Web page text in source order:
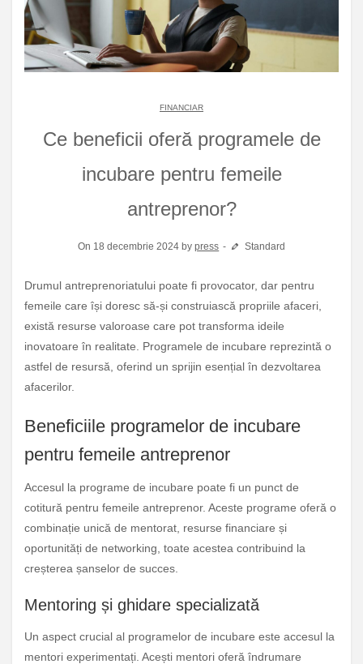
FINANCIAR
Ce beneficii oferă programele de
incubare pentru femeile
antreprenor?
On 18 decembrie 2024 bypress Standard
Drumul antreprenoriatului poate fi provocator, dar pentru
femeile care își doresc să-și construiască propriile afaceri,
există resurse valoroase care pot transforma ideile
inovatoare în realitate. Programele de incubare reprezintă o
astfel de resursă, oferind un sprijin esențial în dezvoltarea
afacerilor.
Beneficiile programelor de incubare
pentru femeile antreprenor
Accesul la programe de incubare poate fi un punct de
cotitură pentru femeile antreprenor. Aceste programe oferă o
combinație unică de mentorat, resurse financiare și
oportunități de networking, toate acestea contribuind la
creșterea șanselor de succes.
Mentoring și ghidare specializată
Un aspect crucial al programelor de incubare este accesul la
mentori experimentați. Acești mentori oferă îndrumare